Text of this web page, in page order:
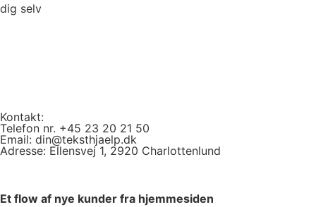
dig selv
Kontakt:
Telefon nr. +45 23 20 21 50
Email: din@teksthjaelp.dk
Adresse: Ellensvej 1, 2920 Charlottenlund
Et flow af nye kunder fra hjemmesiden